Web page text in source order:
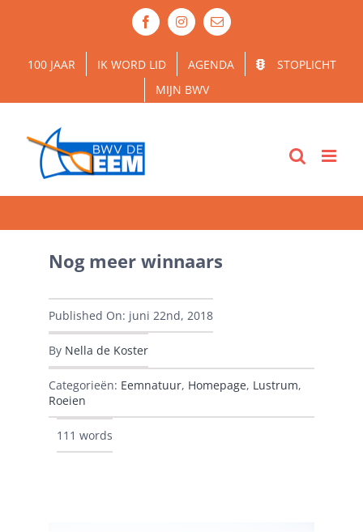
inhoud
FacebookInstagram
E-
mail
100 JAAR IK WORD LID AGENDA
STOPLICHT
MIJN BWV
Nog meer winnaars
Published On: juni 22nd, 2018
By Nella de Koster
Categorieën: Eemnatuur, Homepage, Lustrum,
Roeien
111 words